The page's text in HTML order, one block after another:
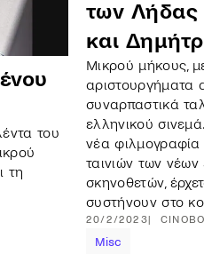
του
τη
των Λήδας
και
Μικρού μήκους,
αριστουργήματα
συναρπαστικά
ελληνικού
νέα
ταινιών των
σκηνοθετών,
συστήνουν στο
20/2/2023 CINOBO
Misc